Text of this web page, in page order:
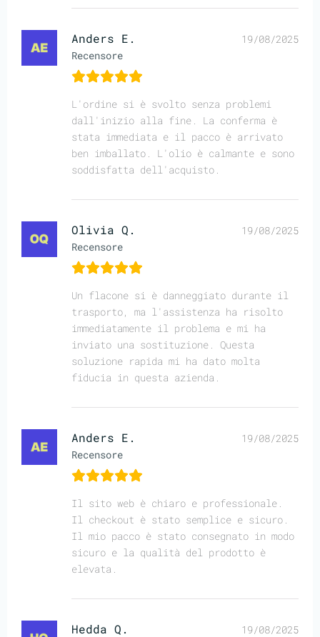
Anders E.
Recensore
19/08/2025
L'ordine si è svolto senza problemi
dall'inizio alla fine. La conferma è
stata immediata e il pacco è arrivato
ben imballato. L'olio è calmante e sono
soddisfatta dell'acquisto.
Olivia Q.
Recensore
19/08/2025
Un flacone si è danneggiato durante il
trasporto, ma l'assistenza ha risolto
immediatamente il problema e mi ha
inviato una sostituzione. Questa
soluzione rapida mi ha dato molta
fiducia in questa azienda.
Anders E.
Recensore
19/08/2025
Il sito web è chiaro e professionale.
Il checkout è stato semplice e sicuro.
Il mio pacco è stato consegnato in modo
sicuro e la qualità del prodotto è
elevata.
Hedda Q. 19/08/2025